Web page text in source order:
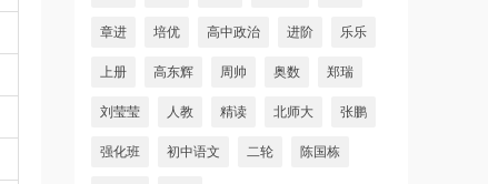
章进 培优 高中政治 进阶 乐乐
上册 高东辉 周帅 奥数 郑瑞
刘莹莹 人教 精读 北师大 张鹏
强化班 初中语文 二轮 陈国栋